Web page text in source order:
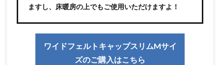
ますし、床暖房の上でもご使用いただけますよ！
ワイドフェルトキャップスリムMサイ
ズのご購入はこちら